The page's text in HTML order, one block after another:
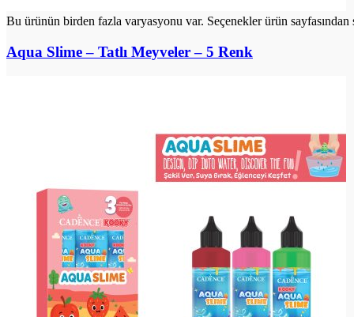
Bu ürünün birden fazla varyasyonu var. Seçenekler ürün
Aqua Slime – Tatlı Meyveler – 5 Renk